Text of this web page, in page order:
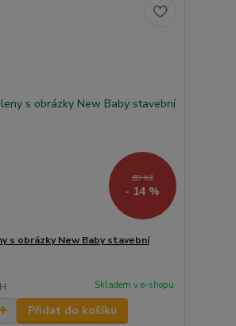
69 Kč
- 14 %
s obrázky New Baby stavební
Skladem v e-shopu
Přidat do košíku